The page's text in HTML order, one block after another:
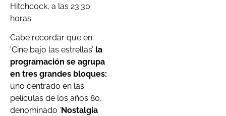
Hitchcock, a las 23:30
horas.
Cabe recordar que en
‘Cine bajo las estrellas’ la
programación se agrupa
en tres grandes bloques:
uno centrado en las
películas de los años 80,
denominado ‘Nostalgia